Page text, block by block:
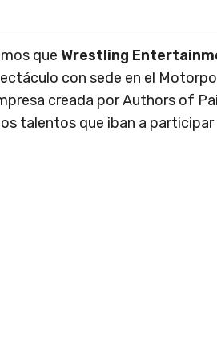
que Wrestling
con sede en el
creada por Authors of
talentos que iban a